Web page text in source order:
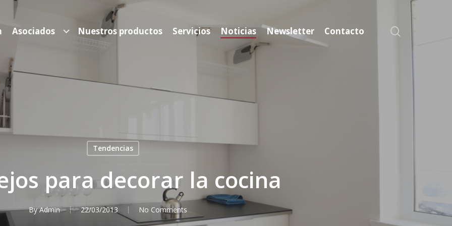
Asociados Nuestros productos Servicios Noticias Newsletter Contacto
Tendencias
para decorar la cocina
By Admin 22/03/2013 No Comments